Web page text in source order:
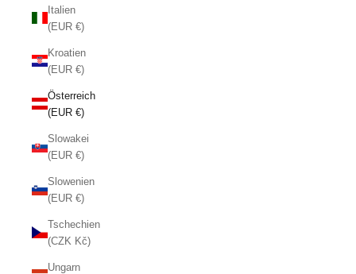
Italien
(EUR €)
Kroatien
(EUR €)
Österreich
(EUR €)
Slowakei
(EUR €)
Slowenien
(EUR €)
Tschechien
(CZK Kč)
Ungarn